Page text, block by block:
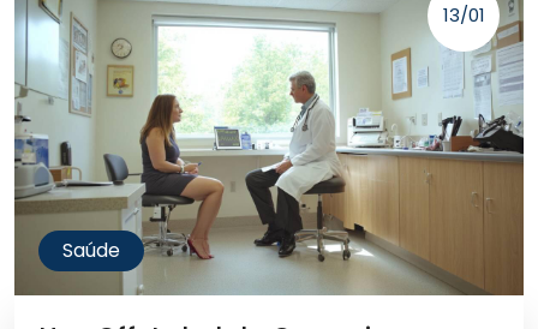
13/01
Saúde